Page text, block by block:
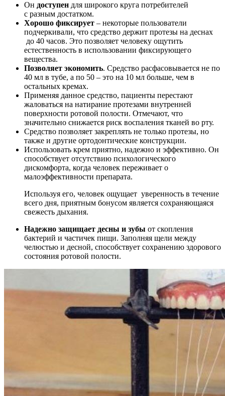
Он доступен для широкого круга потребителей
с разным достатком.
Хорошо фиксирует – некоторые пользователи
подчеркивали, что средство держит протезы на деснах
до 40 часов. Это позволяет человеку ощутить
естественность в использовании фиксирующего
вещества.
Позволяет экономить. Средство расфасовывается не по
40 мл в тубе, а по 50 – это на 10 мл больше, чем в
остальных кремах.
Применяя данное средство, пациенты перестают
жаловаться на натирание протезами внутренней
поверхности ротовой полости. Отмечают, что
значительно снижается риск воспаления тканей во рту.
Средство позволяет закреплять не только протезы, но
также и другие ортодонтические конструкции.
Использовать крем приятно, надежно и эффективно. Он
способствует отсутствию психологического
дискомфорта, когда человек переживает о
малоэффективности препарата.
Используя его, человек ощущает уверенность в течение
всего дня, приятным бонусом является сохраняющаяся
свежесть дыхания.
Надежно защищает десны и зубы от скопления
бактерий и частичек пищи. Заполняя щели между
челюстью и десной, способствует сохранению здорового
состояния ротовой полости.